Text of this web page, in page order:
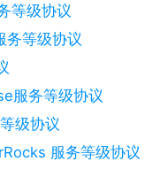
等级协议
务等级协议
服务等级协议
级协议
服务等级协议